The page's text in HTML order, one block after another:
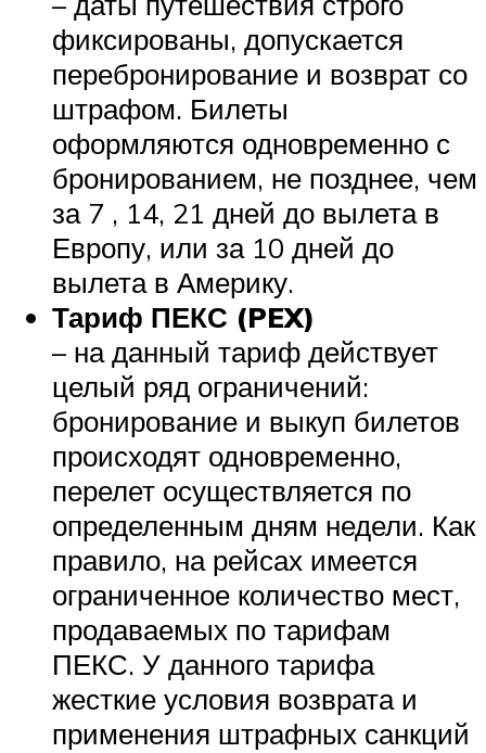
фиксированы, допускается
перебронирование и возврат со
штрафом. Билеты
оформляются одновременно с
бронированием, не позднее, чем
за 7 , 14, 21 дней до вылета в
Европу, или за 10 дней до
вылета в Америку.
Тариф ПЕКС (PEX)
– на данный тариф действует
целый ряд ограничений:
бронирование и выкуп билетов
происходят одновременно,
перелет осуществляется по
определенным дням недели. Как
правило, на рейсах имеется
ограниченное количество мест,
продаваемых по тарифам
ПЕКС. У данного тарифа
жесткие условия возврата и
применения штрафных санкций